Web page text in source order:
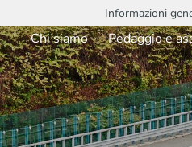
Informazioni
Chi siamo Pedaggio e